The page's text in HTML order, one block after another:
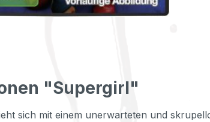
"Supergirl"
sich mit einem unerwarteten und